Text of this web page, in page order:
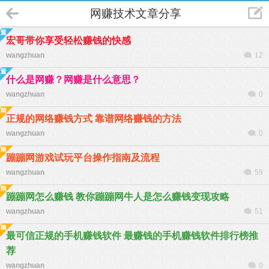
网赚技术文章分享
宏哥带你享受轻松赚钱的快感
wangzhuan 12
什么是网赚？网赚是什么意思？
wangzhuan 0
正规的网络赚钱方式 靠谱网络赚钱的方法
wangzhuan 0
蹦蹦网游戏试玩平台操作指南及流程
wangzhuan 59
蹦蹦网怎么赚钱 教你蹦蹦网牛人是怎么赚钱变现攻略
wangzhuan 51
最可信正规的手机赚钱软件 最赚钱的手机赚钱软件排行榜推
荐
wangzhuan 0